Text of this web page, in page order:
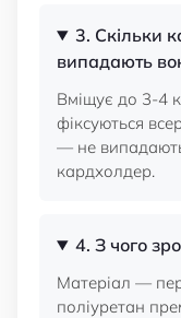
3. Скільки
випадають
Вміщує до 3-4
фіксуються
— не
кардхолдер.
4. З чого
Матеріал —
поліуретан